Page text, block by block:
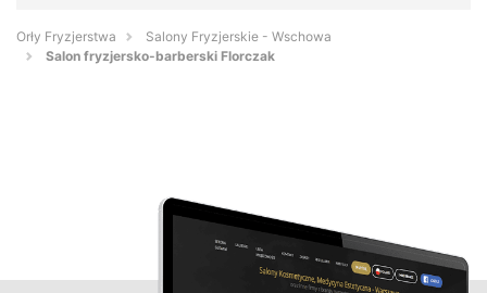
Orły Fryzjerstwa
Salony Fryzjerskie - Wschowa
Salon fryzjersko-barberski Florczak